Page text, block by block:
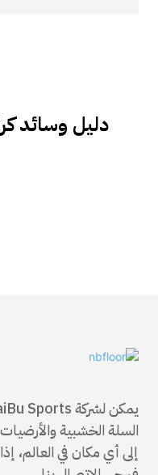
دليل وسائد
السلة الخشبية
إلى أي مكان في العالم،